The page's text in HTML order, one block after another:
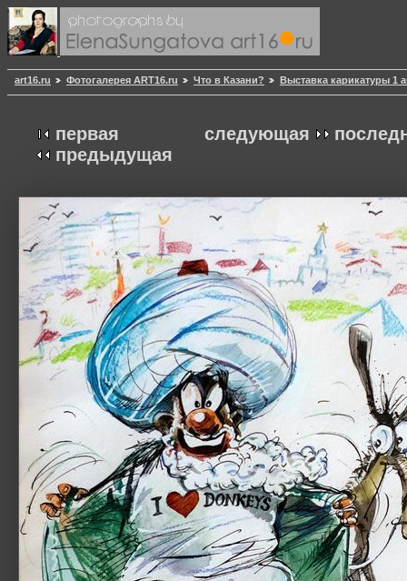
art16.ru Фотогалерея ART16.ru Что в Казани? Выставка карикатуры 1
следующая
первая
предыдущая